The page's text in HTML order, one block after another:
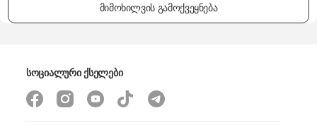
Qualcomm SM8750-AC Snapdragon 8 Elite (3 nm)
შიდა მეხსიერება
RAM მოცულობა
მიმოხილვის გამოქვეყნება
სოციალური ქსელები